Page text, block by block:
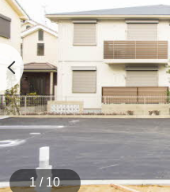
1 / 10